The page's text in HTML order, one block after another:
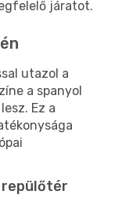
járatot.
utazol a
a spanyol
Ez a
repülőtér